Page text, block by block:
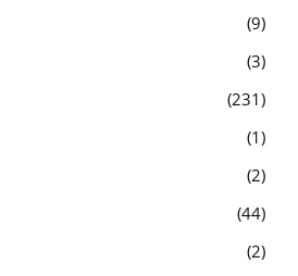
9
3
231
1
2
44
2